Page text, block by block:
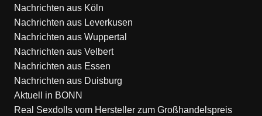
Nachrichten aus Köln
Nachrichten aus Leverkusen
Nachrichten aus Wuppertal
Nachrichten aus Velbert
Nachrichten aus Essen
Nachrichten aus Duisburg
Aktuell in BONN
Real Sexdolls vom Hersteller zum Großhandelspreis